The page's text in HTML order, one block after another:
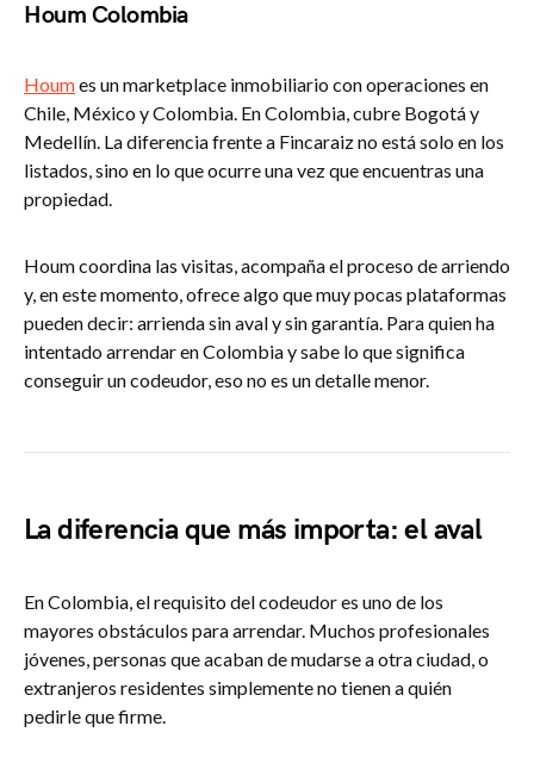
Houm Colombia
Houmes un marketplace inmobiliario con operaciones en
Chile, México y Colombia. En Colombia, cubre Bogotá y
Medellín. La diferencia frente a Fincaraiz no está solo en los
listados, sino en lo que ocurre una vez que encuentras una
propiedad.
Houm coordina las visitas, acompaña el proceso de arriendo
y, en este momento, ofrece algo que muy pocas plataformas
pueden decir: arrienda sin aval y sin garantía. Para quien ha
intentado arrendar en Colombia y sabe lo que significa
conseguir un codeudor, eso no es un detalle menor.
La diferencia que más importa: el aval
En Colombia, el requisito del codeudor es uno de los
mayores obstáculos para arrendar. Muchos profesionales
jóvenes, personas que acaban de mudarse a otra ciudad, o
extranjeros residentes simplemente no tienen a quién
pedirle que firme.